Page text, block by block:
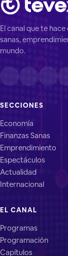
El canal que te
sanas,
mundo.
SECCIONES
Economía
Finanzas Sanas
Emprendimiento
Espectáculos
Actualidad
Internacional
EL CANAL
Programas
Programación
Capítulos